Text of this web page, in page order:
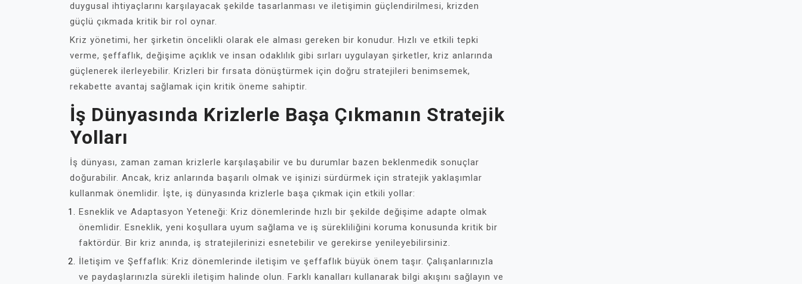
duygusal ihtiyaçlarını karşılayacak şekilde tasarlanması ve iletişimin güçlendirilmesi, krizden
güçlü çıkmada kritik bir rol oynar.
Kriz yönetimi, her şirketin öncelikli olarak ele alması gereken bir konudur. Hızlı ve etkili tepki
verme, şeffaflık, değişime açıklık ve insan odaklılık gibi sırları uygulayan şirketler, kriz anlarında
güçlenerek ilerleyebilir. Krizleri bir fırsata dönüştürmek için doğru stratejileri benimsemek,
rekabette avantaj sağlamak için kritik öneme sahiptir.
İş Dünyasında Krizlerle Başa Çıkmanın Stratejik
Yolları
İş dünyası, zaman zaman krizlerle karşılaşabilir ve bu durumlar bazen beklenmedik sonuçlar
doğurabilir. Ancak, kriz anlarında başarılı olmak ve işinizi sürdürmek için stratejik yaklaşımlar
kullanmak önemlidir. İşte, iş dünyasında krizlerle başa çıkmak için etkili yollar:
Esneklik ve Adaptasyon Yeteneği: Kriz dönemlerinde hızlı bir şekilde değişime adapte olmak
önemlidir. Esneklik, yeni koşullara uyum sağlama ve iş sürekliliğini koruma konusunda kritik bir
faktördür. Bir kriz anında, iş stratejilerinizi esnetebilir ve gerekirse yenileyebilirsiniz.
İletişim ve Şeffaflık: Kriz dönemlerinde iletişim ve şeffaflık büyük önem taşır. Çalışanlarınızla
ve paydaşlarınızla sürekli iletişim halinde olun. Farklı kanalları kullanarak bilgi akışını sağlayın ve